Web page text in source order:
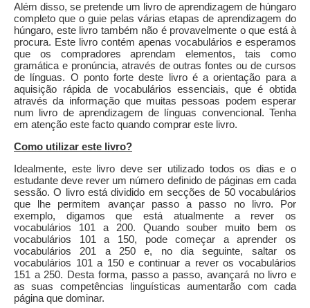
Além disso, se pretende um livro de aprendizagem de húngaro
completo que o guie pelas várias etapas de aprendizagem do
húngaro, este livro também não é provavelmente o que está à
procura. Este livro contém apenas vocabulários e esperamos
que os compradores aprendam elementos, tais como
gramática e pronúncia, através de outras fontes ou de cursos
de línguas. O ponto forte deste livro é a orientação para a
aquisição rápida de vocabulários essenciais, que é obtida
através da informação que muitas pessoas podem esperar
num livro de aprendizagem de línguas convencional. Tenha
em atenção este facto quando comprar este livro.
Como utilizar este livro?
Idealmente, este livro deve ser utilizado todos os dias e o
estudante deve rever um número definido de páginas em cada
sessão. O livro está dividido em secções de 50 vocabulários
que lhe permitem avançar passo a passo no livro. Por
exemplo, digamos que está atualmente a rever os
vocabulários 101 a 200. Quando souber muito bem os
vocabulários 101 a 150, pode começar a aprender os
vocabulários 201 a 250 e, no dia seguinte, saltar os
vocabulários 101 a 150 e continuar a rever os vocabulários
151 a 250. Desta forma, passo a passo, avançará no livro e
as suas competências linguísticas aumentarão com cada
página que dominar.